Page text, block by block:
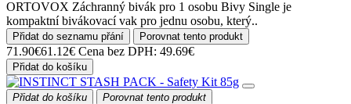
ORTOVOX Záchranný bivák pro 1 osobu Bivy Single je
kompaktní bivákovací vak pro jednu osobu, který..
Přidat do seznamu přání Porovnat tento produkt
71.90€61.12€ Cena bez DPH: 49.69€
Přidat do košíku
Přidat do košíku Porovnat tento produkt